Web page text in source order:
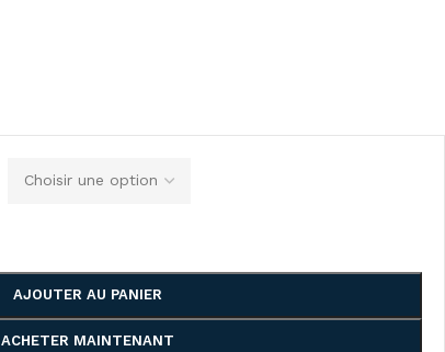
AJOUTER AU PANIER
ACHETER MAINTENANT